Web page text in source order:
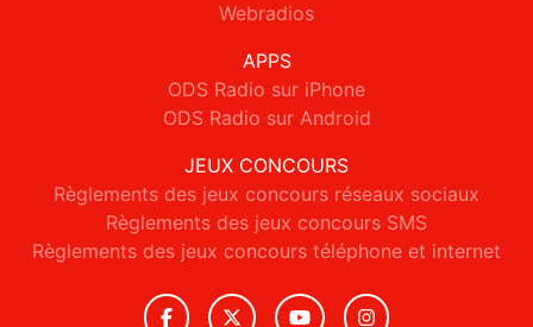
Webradios
APPS
ODS Radio sur iPhone
ODS Radio sur Android
JEUX CONCOURS
Règlements des jeux concours réseaux sociaux
Règlements des jeux concours SMS
Règlements des jeux concours téléphone et internet